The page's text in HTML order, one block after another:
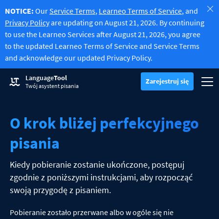
NOTICE: Our Service Terms, Learneo Terms of Service, and
Privacy Policyare updating on August 21, 2026. By continuing
to use the Learneo Services after August 21, 2026, you agree
to the updated Learneo Terms of Service and Service Terms
and acknowledge our updated Privacy Policy.
LanguageTool
Twój asystent pisania Zarejestruj się
Sprawdzanie gramatyki
Sprawdza tekst pod kątem błędów gramatycznych i pomaga
Wypróbuj narzędzie do sprawdzania gramatyki
Premium -20%
Odkryj Premium -20%
Korzystaj z nieograniczonej możliwości parafrazowania i nie tylko.
Odblokuj wszystkie funkcje Premium
LT dla biznesu
Poznaj nasze rozwiązania zgodne z RODO, aby zapewnić
Czytaj więcej
Aplikacje i dodatki
Sprawdza tekst pod kątem błędów gramatycznych i pomaga
Przesuń podmenu
Dodatki do przeglądarki
Chrome
Przesuń podmenu
Dodatki do poczty e-mail
Gmail
Przesuń podmenu
Wtyczki pakietu Office
Zarejestruj się Zaloguj się
O krok bliżej perfekcyjnego
pisania
Kiedy pobieranie zostanie ukończone, postępuj
zgodnie z poniższymi instrukcjami, aby rozpocząć
swoją przygodę z pisaniem.
Pobieranie zostało przerwane albo w ogóle się nie